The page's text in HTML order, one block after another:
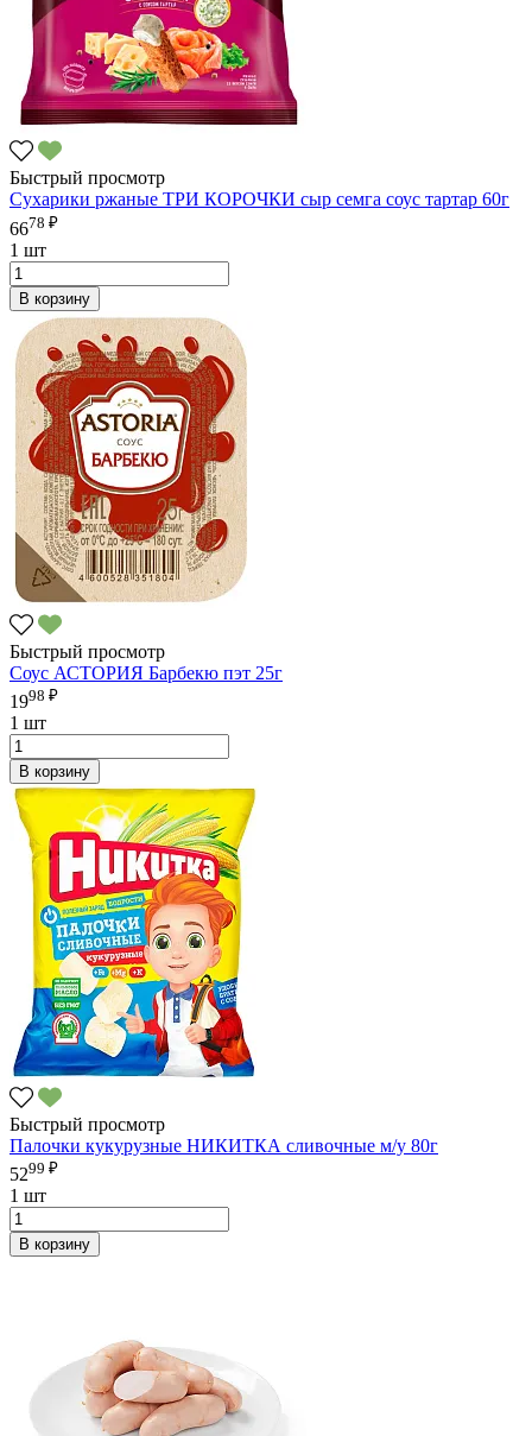
Быстрый просмотр
Сухарики ржаные ТРИ КОРОЧКИ сыр семга соус тартар 60г
6678 ₽
1 шт
В корзину
Быстрый просмотр
Соус АСТОРИЯ Барбекю пэт 25г
1998 ₽
1 шт
В корзину
Быстрый просмотр
Палочки кукурузные НИКИТКА сливочные м/у 80г
5299 ₽
1 шт
В корзину